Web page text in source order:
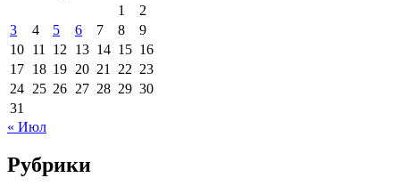
1
2
3
4 5 6 7 8
9
10 11 12 13 14 15 16
17 18 19 20 21 22 23
24 25 26 27 28 29 30
31
« Июл
Рубрики